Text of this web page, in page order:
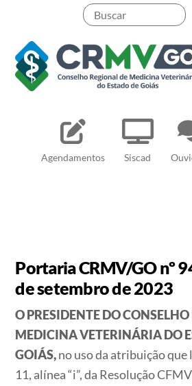
content
Agendamentos Siscad
Pesquisar
Portaria CRMV/GO nº
de setembro de 2023
O PRESIDENTE DO
MEDICINA VETERINÁRIA DO
GOIÁS,no uso da atribuição que
11, alínea “i”, da Resolução